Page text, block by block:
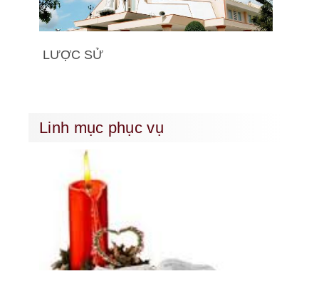
LƯỢC SỬ
Linh mục phục vụ